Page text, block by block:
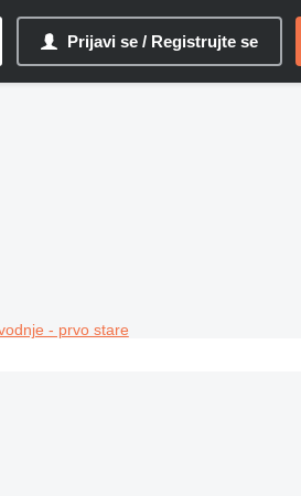
Prijavi se / Registrujte se
- prvo stare